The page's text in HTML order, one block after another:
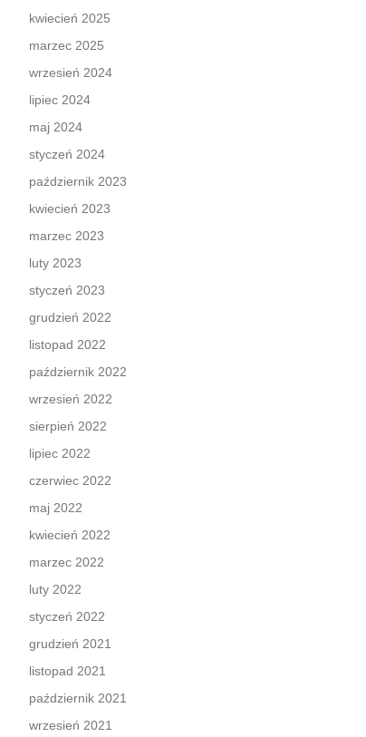
kwiecień 2025
marzec 2025
wrzesień 2024
lipiec 2024
maj 2024
styczeń 2024
październik 2023
kwiecień 2023
marzec 2023
luty 2023
styczeń 2023
grudzień 2022
listopad 2022
październik 2022
wrzesień 2022
sierpień 2022
lipiec 2022
czerwiec 2022
maj 2022
kwiecień 2022
marzec 2022
luty 2022
styczeń 2022
grudzień 2021
listopad 2021
październik 2021
wrzesień 2021